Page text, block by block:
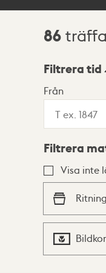
86
Visningsläge
Lista
Filtrera tid
Från
Filtrera
Visa inte
Ritning